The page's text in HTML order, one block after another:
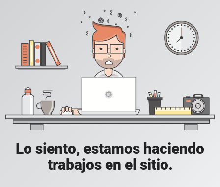
Lo siento, estamos haciendo
trabajos en el sitio.